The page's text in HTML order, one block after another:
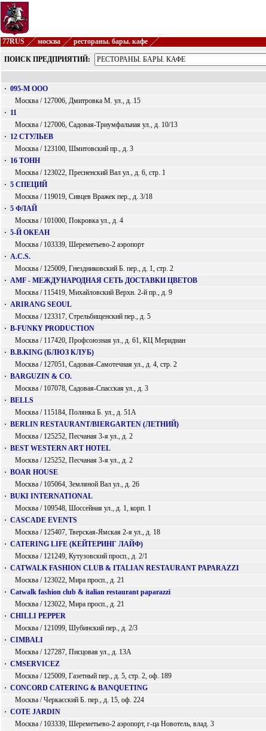
77RUS москва рестораны. бары. кафе
ПОИСК ПРЕДПРИЯТИЙ:
· 095-М ООО
Москва / 127006, Дмитровка М. ул., д. 15
· 11
Москва / 127006, Садовая-Триумфальная ул., д. 10/13
· 12 СТУЛЬЕВ
Москва / 123100, Шмитовский пр., д. 3
· 16 ТОНН
Москва / 123022, Пресненский Вал ул., д. 6, стр. 1
· 5 СПЕЦИЙ
Москва / 119019, Сивцев Вражек пер., д. 3/18
· 5 ФЛАЙ
Москва / 101000, Покровка ул., д. 4
· 5-Й ОКЕАН
Москва / 103339, Шереметьево-2 аэропорт
· A.C.S.
Москва / 125009, Гнездниковский Б. пер., д. 1, стр. 2
· AMF - МЕЖДУНАРОДНАЯ СЕТЬ ДОСТАВКИ ЦВЕТОВ
Москва / 115419, Михайловский Верхн. 2-й пр., д. 9
· ARIRANG SEOUL
Москва / 123317, Стрельбищенский пер., д. 5
· B-FUNKY PRODUCTION
Москва / 117420, Профсоюзная ул., д. 61, КЦ Меридиан
· B.B.KING (БЛЮЗ КЛУБ)
Москва / 127051, Садовая-Самотечная ул., д. 4, стр. 2
· BARGUZIN & CО.
Москва / 107078, Садовая-Спасская ул., д. 3
· BELLS
Москва / 115184, Полянка Б. ул., д. 51А
· BERLIN RESTAURANT/BIERGARTEN (ЛЕТНИЙ)
Москва / 125252, Песчаная 3-я ул., д. 2
· BEST WESTERN ART HOTEL
Москва / 125252, Песчаная 3-я ул., д. 2
· BOAR HOUSE
Москва / 105064, Земляной Вал ул., д. 26
· BUKI INTERNATIONAL
Москва / 109548, Шоссейная ул., д. 1, корп. 1
· CASCADE EVENTS
Москва / 125407, Тверская-Ямская 2-я ул., д. 18
· CATERING LIFE (КЕЙТЕРИНГ ЛАЙФ)
Москва / 121249, Кутузовский просп., д. 2/1
· CATWALK FASHION CLUB & ITALIAN RESTAURANT PAPARAZZI
Москва / 123022, Мира просп., д. 21
· Catwalk fashion club & italian restaurant paparazzi
Москва / 123022, Мира просп., д. 21
· CHILLI PEPPER
Москва / 121099, Шубинский пер., д. 2/3
· CIMBALI
Москва / 127287, Писцовая ул., д. 13А
· CMSERVICEZ
Москва / 125009, Газетный пер., д. 5, стр. 2, оф. 189
· CONCORD CATERING & BANQUETING
Москва / Черкасский Б. пер., д. 15, оф. 224
· COTE JARDIN
Москва / 103339, Шереметьево-2 аэропорт, г-ца Новотель, влад. 3